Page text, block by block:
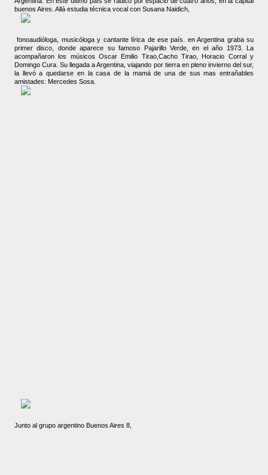
buenos Aires. Allá estudia técnica vocal con Susana Naidich,
fonoaudióloga, musicóloga y cantante lírica de ese país. en Argentina graba su
primer disco, donde aparece su famoso Pajarillo Verde, en el año 1973. La
acompañaron los músicos Oscar Emilio Tirao,Cacho Tirao, Horacio Corral y
Domingo Cura. Su llegada a Argentina, viajando por tierra en pleno invierno del sur,
la llevó a quedarse en la casa de la mamá de una de sus mas entrañables
amistades: Mercedes Sosa.
Junto al grupo argentino Buenos Aires 8,